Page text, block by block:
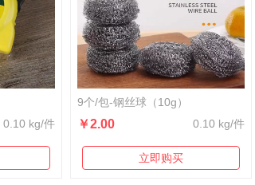
0.10 kg/件
9个/包-钢丝球（10g）
￥2.00 0.10 kg/件
立即购买